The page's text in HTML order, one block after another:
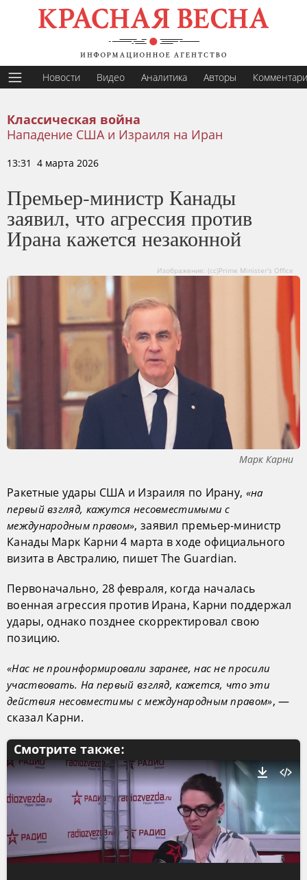
Новости Видео Аналитика Авторы
Классическая война
Нападение США и Израиля на Иран
13:31 4 марта 2026
Премьер-министр Канады
заявил, что агрессия против
Ирана кажется незаконной
Изображение: (cc)Prime Minister's Office
Марк Карни
Ракетные удары США и Израиля по Ирану, «на
первый взгляд, кажутся несовместимыми с
международным правом», заявил премьер-министр
Канады Марк Карни 4 марта в ходе официального
визита в Австралию, пишет The Guardian.
Первоначально, 28 февраля, когда началась
военная агрессия против Ирана, Карни поддержал
удары, однако позднее скорректировал свою
позицию.
«Нас не проинформировали заранее, нас не просили
участвовать. На первый взгляд, кажется, что эти
действия несовместимы с международным правом», —
сказал Карни.
Смотрите также: